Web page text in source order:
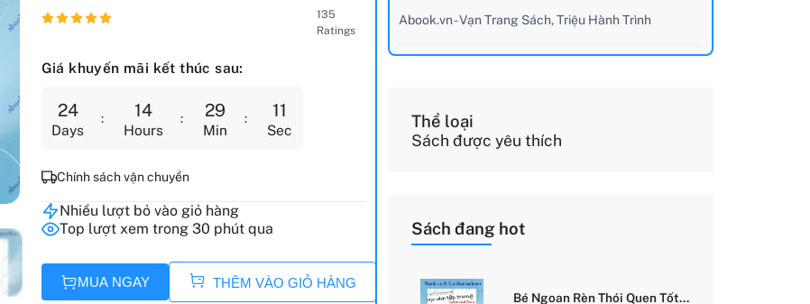
135
Ratings
Giá khuyến mãi kết thúc sau:
24
Days
14
Hours
29
Min
09
Sec
Chính sách vận chuyển
Nhiều lượt bỏ vào giỏ hàng
Top lượt xem trong 30 phút qua
MUA NGAY THÊM VÀO GIỎ HÀNG
Abook.vn - Vạn Trang Sách, Triệu Hành Trình
Thể loại
Sách được yêu thích
Sách đang hot
Bé Ngoan Rèn Thói Quen Tốt -